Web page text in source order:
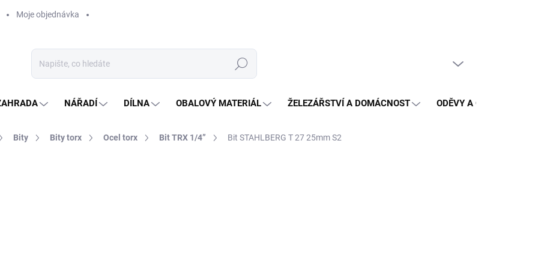
Moje objednávka
Hledat
NÁŘADÍ DÍLNA OBALOVÝ MATERIÁL ŽELEZÁŘSTVÍ A DOMÁCNOST ODĚVY A OCHRANA
Bity Bity torx Ocel torx Bit TRX 1/4” Bit STAHLBERG T 27 25mm S2